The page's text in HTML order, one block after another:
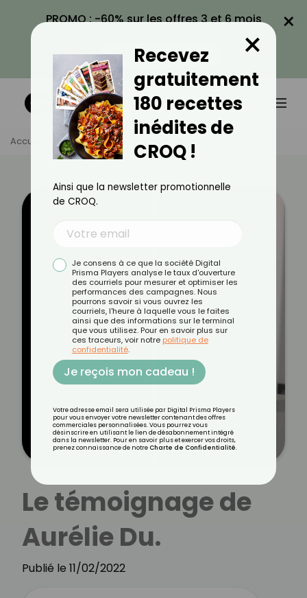
PROMO : -60% sur les offres 3 et 6 mois
VOIR LA PROMO
×
Accueil Témoignages
Le témoignage de
Aurélie Du.
Publié le 11/02/2022
Recevez
gratuitement
180 recettes
inédites de
CROQ !
×
Ainsi que la newsletter promotionnelle
de CROQ.
Je consens à ce que la société Digital
Prisma Players analyse le taux d'ouverture
des courriels pour mesurer et optimiser les
performances des campagnes. Nous
pourrons savoir si vous ouvrez les
courriels, l'heure à laquelle vous le faites
ainsi que des informations sur le terminal
que vous utilisez. Pour en savoir plus sur
ces traceurs, voir notre politique de
confidentialité.
Je reçois mon cadeau !
Votre adresse email sera utilisée par Digital Prisma Players
pour vous envoyer votre newsletter contenant des offres
commerciales personnalisées. Vous pourrez vous
désinscrire en utilisant le lien de désabonnement intégré
dans la newsletter. Pour en savoir plus et exercer vos droits,
prenez connaissance de notre Charte de Confidentialité.